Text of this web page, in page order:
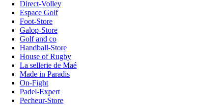
Direct-Volley
Espace Golf
Foot-Store
Galop-Store
Golf and co
Handball-Store
House of Rugby
La sellerie de Maé
Made in Paradis
On-Fight
Padel-Expert
Pecheur-Store